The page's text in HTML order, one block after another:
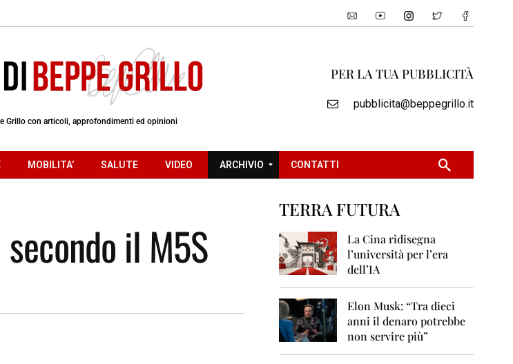
Grillo con articoli, approfondimenti ed opinioni
PER LA TUA PUBBLICITÀ
pubblicita@beppegrillo.it
MOBILITA’ SALUTE VIDEO ARCHIVIO CONTATTI
il M5S
TERRA FUTURA
La Cina ridisegna
l’università per l’era
dell’IA
Elon Musk: “Tra dieci
anni il denaro potrebbe
non servire più”